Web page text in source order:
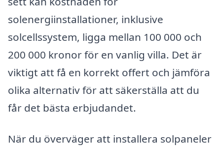
solenergiinstallationer, inklusive
solcellssystem, ligga mellan 100 000 och
200 000 kronor för en vanlig villa. Det är
viktigt att få en korrekt offert och jämföra
olika alternativ för att säkerställa att du
får det bästa erbjudandet.
När du överväger att installera solpaneler